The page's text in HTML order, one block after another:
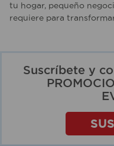
tu hogar, pequeño
requiere para
Suscríbete y